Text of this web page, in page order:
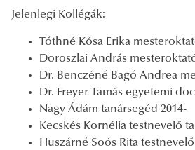
Jelenlegi Kollégák:
Tóthné Kósa Erika
Doroszlai András
Dr. Benczéné Bagó Andrea
Dr. Freyer Tamás egyetemi
Nagy Ádám tanársegéd 2014-
Kecskés Kornélia testnevelő
Huszárné Soós Rita